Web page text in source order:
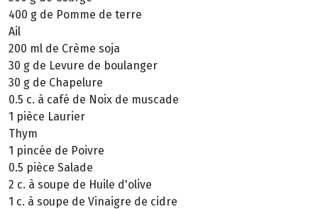
400 g de Pomme de terre
Ail
200 ml de Crème soja
30 g de Levure de boulanger
30 g de Chapelure
0.5 c. à café de Noix de muscade
1 pièce Laurier
Thym
1 pincée de Poivre
0.5 pièce Salade
2 c. à soupe de Huile d'olive
1 c. à soupe de Vinaigre de cidre